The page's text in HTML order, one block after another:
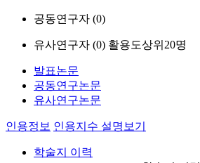
공동연구자 (0)
유사연구자 (0) 활용도상위20명
발표논문
공동연구논문
유사연구논문
인용정보 인용지수 설명보기
학술지 이력